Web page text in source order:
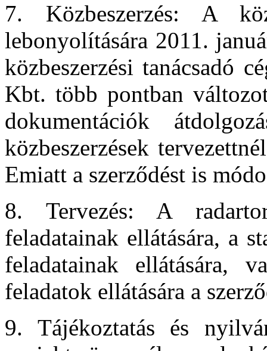
7. Közbeszerzés: A
lebonyolítására 2011.
közbeszerzési tanácsadó
Kbt. több pontban
dokumentációk
közbeszerzések
Emiatt a szerződést is
8. Tervezés: A
feladatainak ellátására, a
feladatainak ellátására,
feladatok ellátására a
9. Tájékoztatás és